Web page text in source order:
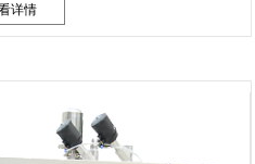
详情